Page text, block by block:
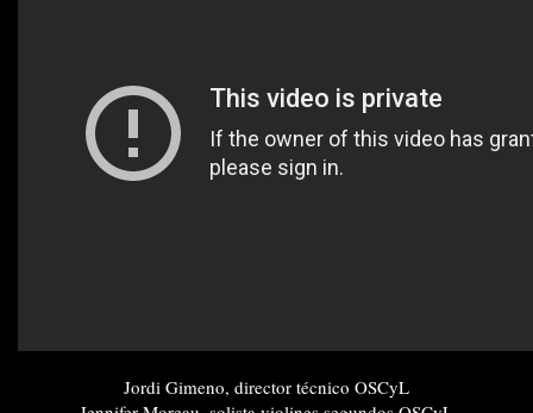
Jordi Gimeno, director técnico OSCyL